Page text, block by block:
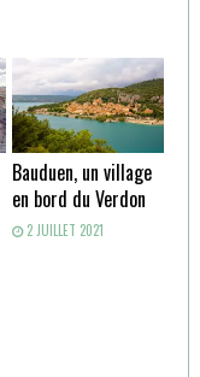
Bauduen, un village
en bord du Verdon
2 JUILLET 2021